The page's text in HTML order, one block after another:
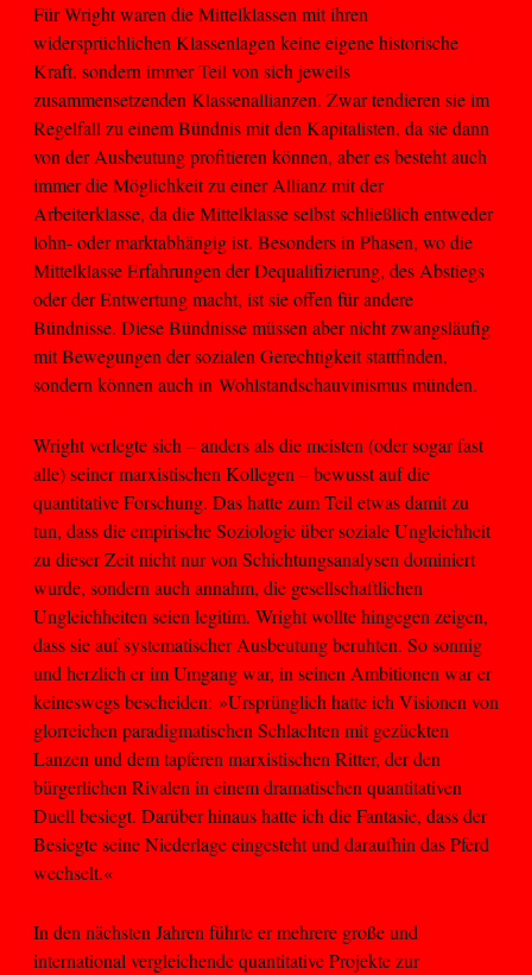
Für Wright waren die Mittelklassen mit ihren
widersprüchlichen Klassenlagen keine eigene historische
Kraft, sondern immer Teil von sich jeweils
zusammensetzenden Klassenallianzen. Zwar tendieren sie im
Regelfall zu einem Bündnis mit den Kapitalisten, da sie dann
von der Ausbeutung profitieren können, aber es besteht auch
immer die Möglichkeit zu einer Allianz mit der
Arbeiterklasse, da die Mittelklasse selbst schließlich entweder
lohn- oder marktabhängig ist. Besonders in Phasen, wo die
Mittelklasse Erfahrungen der Dequalifizierung, des Abstiegs
oder der Entwertung macht, ist sie offen für andere
Bündnisse. Diese Bündnisse müssen aber nicht zwangsläufig
mit Bewegungen der sozialen Gerechtigkeit stattfinden,
sondern können auch in Wohlstandschauvinismus münden.
Wright verlegte sich – anders als die meisten (oder sogar fast
alle) seiner marxistischen Kollegen – bewusst auf die
quantitative Forschung. Das hatte zum Teil etwas damit zu
tun, dass die empirische Soziologie über soziale Ungleichheit
zu dieser Zeit nicht nur von Schichtungsanalysen dominiert
wurde, sondern auch annahm, die gesellschaftlichen
Ungleichheiten seien legitim. Wright wollte hingegen zeigen,
dass sie auf systematischer Ausbeutung beruhten. So sonnig
und herzlich er im Umgang war, in seinen Ambitionen war er
keineswegs bescheiden: »Ursprünglich hatte ich Visionen von
glorreichen paradigmatischen Schlachten mit gezückten
Lanzen und dem tapferen marxistischen Ritter, der den
bürgerlichen Rivalen in einem dramatischen quantitativen
Duell besiegt. Darüber hinaus hatte ich die Fantasie, dass der
Besiegte seine Niederlage eingesteht und daraufhin das Pferd
wechselt.«
In den nächsten Jahren führte er mehrere große und
international vergleichende quantitative Projekte zur